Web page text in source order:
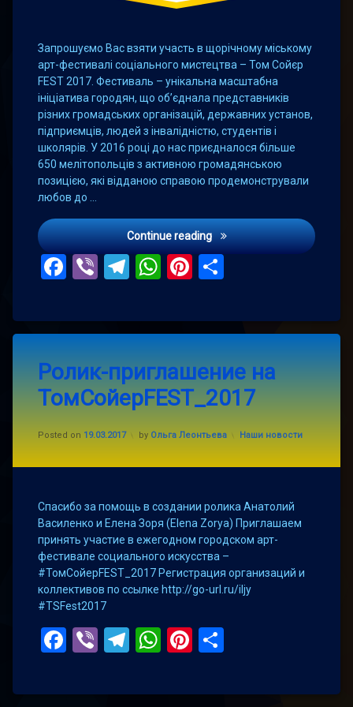
Запрошуємо Вас взяти участь в щорічному міському
арт-фестивалі соціального мистецтва – Том Сойєр
FEST 2017. Фестиваль – унікальна масштабна
ініціатива городян, що об’єднала представників
різних громадських організацій, державних установ,
підприємців, людей з інвалідністю, студентів і
школярів. У 2016 році до нас приєдналося більше
650 мелітопольців з активною громадянською
позицією, які відданою справою продемонстрували
любов до …
Continue readingМелітопольська міська
Facebook
ViberTelegram
WhatsApp
Pinterest
Ролик-приглашение на
ТомСойерFEST_2017
Posted on 19.03.2017 by Ольга Леонтьева Categories:
Наши новости
Спасибо за помощь в создании ролика Анатолий
Василенко и Елена Зоря (Elena Zorya) Приглашаем
принять участие в ежегодном городском арт-
фестивале социального искусства –
#ТомСойерFEST_2017 Регистрация организаций и
коллективов по ссылке http://go-url.ru/iljy
#TSFest2017
Facebook
ViberTelegram
WhatsApp
Pinterest
патриот
томсойер
a
Comment
on
Ролик-
на